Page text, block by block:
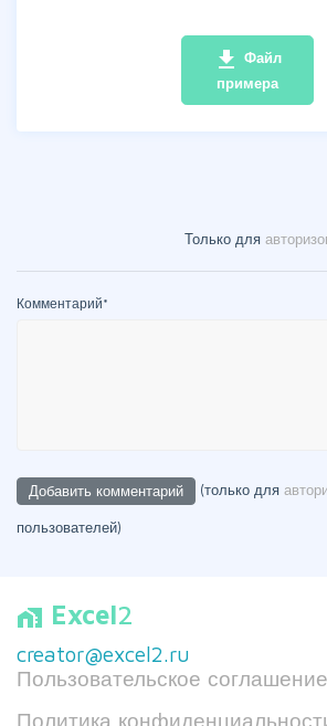
file_download Файл
примера
Только для
Комментарий*
(только для
пользователей)
home_work Excel2
creator@excel2.ru
Пользовательское соглашение
Политика